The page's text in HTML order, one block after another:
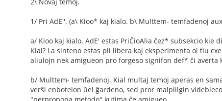
1/ Pri AdE''. (a\ Kioo* kaj kialo. b\ Multtem- temfadenoj
a/ Kioo kaj kialo. AdE' estas PriĈioAlia ĉez* subsekcio
Kial? La sinteno estas pli libera kaj eksperimenta ol tiu
aliulojn nek amigueon pro forgeso signifon def* ĉi averta
b/ Multtem- temfadenoj. Kial multaj temoj aperas en
verŝi enbotelon ŭel ĝardeno, sed pror malpliigin